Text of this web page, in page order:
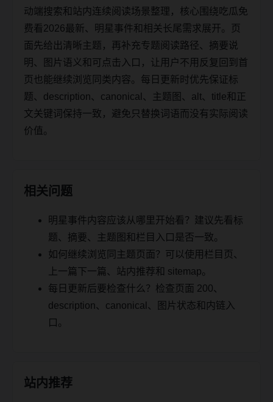
动端搜索和站内连续阅读场景整理，核心围绕吃瓜免
费看2026最新、明星事件和相关长尾需求展开。页
面先给出清晰主题，再补充专题阅读路径、摘要说
明、图片语义和可点击入口，让用户不用反复回到首
页也能继续浏览同类内容。每日更新时优先保证标
题、description、canonical、主题图、alt、title和正
文关键词保持一致，避免只替换词语而没有实际阅读
价值。
相关问题
明星事件内容应该从哪里开始看？建议先看标
题、摘要、主题图和栏目入口是否一致。
如何继续浏览同主题页面？可以使用栏目页、
上一篇下一篇、站内推荐和 sitemap。
每日更新后要检查什么？检查页面 200、
description、canonical、图片状态和内链入
口。
站内推荐